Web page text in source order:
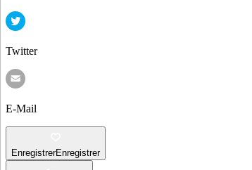
Twitter
E-Mail
EnregistrerEnregistrer